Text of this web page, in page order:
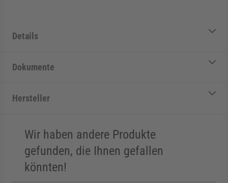
Details
Dokumente
Hersteller
Wir haben andere Produkte
gefunden, die Ihnen gefallen
könnten!